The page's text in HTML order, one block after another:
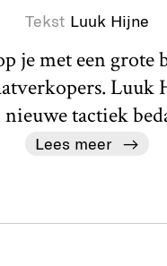
Tekst Luuk Hijne
je met een grote
Luuk
nieuwe tactiek
Lees meer